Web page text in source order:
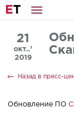
ET
21
окт..’
2019
Назад в пресс-
Обновление ПО